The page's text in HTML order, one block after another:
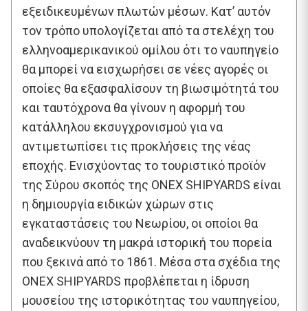
εξειδικευμένων πλωτών μέσων. Κατ’ αυτόν
τον τρόπο υπολογίζεται από τα στελέχη του
ελληνοαμερικανικού ομίλου ότι το ναυπηγείο
θα μπορεί να εισχωρήσει σε νέες αγορές οι
οποίες θα εξασφαλίσουν τη βιωσιμότητά του
και ταυτόχρονα θα γίνουν η αφορμή του
κατάλληλου εκσυγχρονισμού για να
αντιμετωπίσει τις προκλήσεις της νέας
εποχής. Ενισχύοντας το τουριστικό προϊόν
της Σύρου σκοπός της ONEX SHIPYARDS είναι
η δημιουργία ειδικών χώρων στις
εγκαταστάσεις του Νεωρίου, οι οποίοι θα
αναδεικνύουν τη μακρά ιστορική του πορεία
που ξεκινά από το 1861. Μέσα στα σχέδια της
ONEX SHIPYARDS προβλέπεται η ίδρυση
μουσείου της ιστορικότητας του ναυπηγείου,